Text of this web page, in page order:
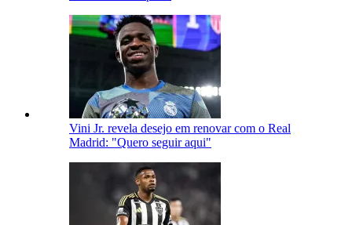
Vini Jr. revela desejo em renovar com o Real
Madrid: "Quero seguir aqui"